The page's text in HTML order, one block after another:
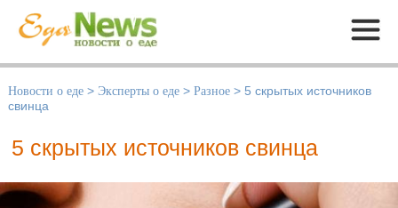
Меню
Новости о еде > Эксперты о еде > Разное > 5 скрытых источников
свинца
5 скрытых источников свинца